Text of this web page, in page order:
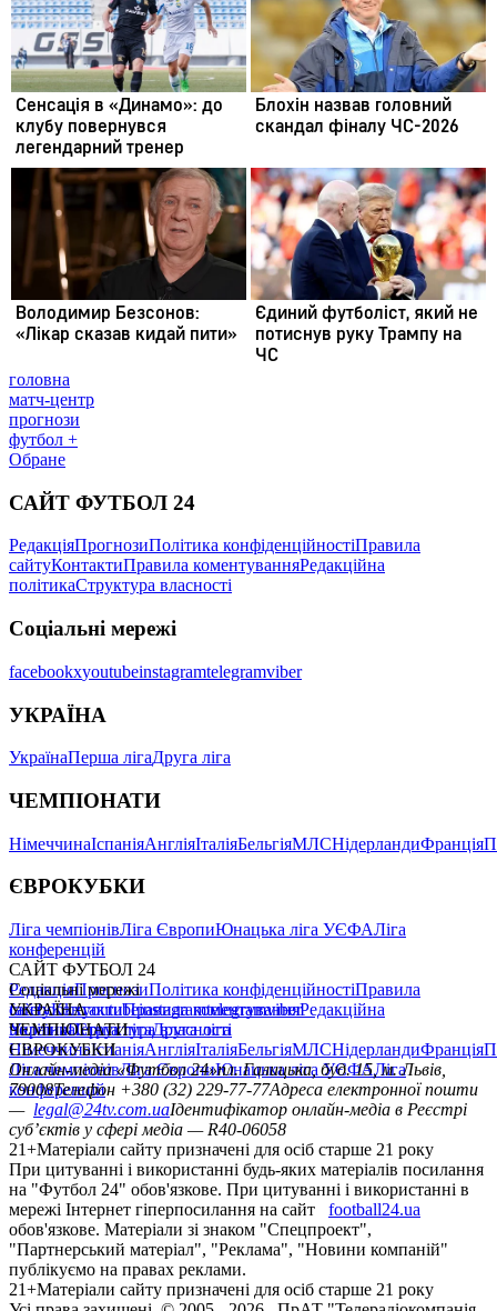
головна
матч-центр
прогнози
футбол +
Обране
САЙТ ФУТБОЛ 24
РедакціяПрогнозиПолітика конфіденційностіПравила
сайтуКонтактиПравила коментуванняРедакційна
політикаСтруктура власності
Соціальні мережі
facebookxyoutubeinstagramtelegramviber
УКРАЇНА
УкраїнаПерша лігаДруга ліга
ЧЕМПІОНАТИ
НімеччинаІспаніяАнгліяІталіяБельгіяМЛСНідерландиФранція
ЄВРОКУБКИ
Ліга чемпіонівЛіга ЄвропиЮнацька ліга УЄФАЛіга
конференцій
САЙТ ФУТБОЛ 24
РедакціяПрогнозиПолітика конфіденційностіПравила
сайтуКонтактиПравила коментуванняРедакційна
політикаСтруктура власності
Соціальні мережі
facebookxyoutubeinstagramtelegramviber
УКРАЇНА
УкраїнаПерша лігаДруга ліга
ЧЕМПІОНАТИ
НімеччинаІспаніяАнгліяІталіяБельгіяМЛСНідерландиФранція
ЄВРОКУБКИ
Ліга чемпіонівЛіга ЄвропиЮнацька ліга УЄФАЛіга
конференцій
Онлайн-медіа «Футбол 24»пл. Галицька, буд. 15, м. Львів,
79008Телефон +380 (32) 229-77-77Адреса електронної пошти
— legal@24tv.com.uaІдентифікатор онлайн-медіа в Реєстрі
суб’єктів у сфері медіа — R40-06058
21+Матеріали сайту призначені для осіб старше 21 року
При цитуванні і використанні будь-яких матеріалів посилання
на "Футбол 24" обов'язкове. При цитуванні і використанні в
мережі Інтернет гіперпосилання на сайт
football24.ua
обов'язкове. Матеріали зі знаком "Спецпроект",
"Партнерський матеріал", "Реклама", "Новини компаній"
публікуємо на правах реклами.
21+Матеріали сайту призначені для осіб старше 21 року